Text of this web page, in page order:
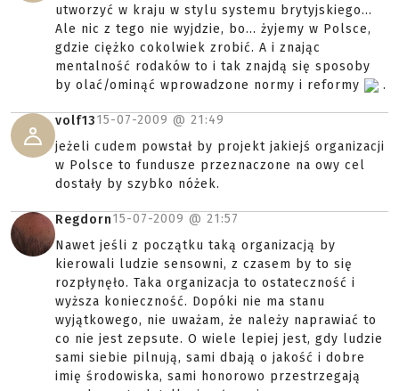
utworzyć w kraju w stylu systemu brytyjskiego...
Ale nic z tego nie wyjdzie, bo... żyjemy w Polsce,
gdzie ciężko cokolwiek zrobić. A i znając
mentalność rodaków to i tak znajdą się sposoby
by olać/ominąć wprowadzone normy i reformy
.
volf1315-07-2009 @ 21:49
jeżeli cudem powstał by projekt jakiejś organizacji
w Polsce to fundusze przeznaczone na owy cel
dostały by szybko nóżek.
Regdorn15-07-2009 @ 21:57
Nawet jeśli z początku taką organizacją by
kierowali ludzie sensowni, z czasem by to się
rozpłynęło. Taka organizacja to ostateczność i
wyższa konieczność. Dopóki nie ma stanu
wyjątkowego, nie uważam, że należy naprawiać to
co nie jest zepsute. O wiele lepiej jest, gdy ludzie
sami siebie pilnują, sami dbają o jakość i dobre
imię środowiska, sami honorowo przestrzegają